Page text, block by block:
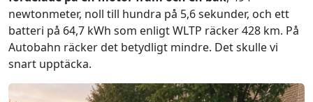
newtonmeter, noll till hundra på 5,6 sekunder, och ett
batteri på 64,7 kWh som enligt WLTP räcker 428 km. På
Autobahn räcker det betydligt mindre. Det skulle vi
snart upptäcka.